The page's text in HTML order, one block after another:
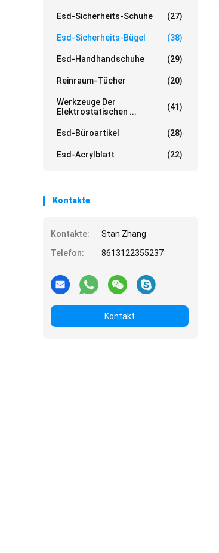
Esd-Sicherheits-Schuhe (27)
Esd-Sicherheits-Bügel (38)
Esd-Handhandschuhe (29)
Reinraum-Tücher (20)
Werkzeuge Der
Elektrostatischen ...
(41)
Esd-Büroartikel (28)
Esd-Acrylblatt (22)
Kontakte
Kontakte:
Stan Zhang
Telefon:
8613122355237
Kontakt